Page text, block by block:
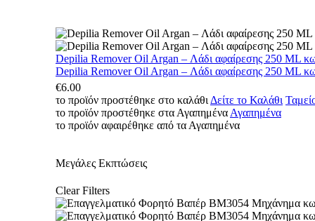
Depilia Remover Oil Argan – Λάδι αφαίρεσης 250 ML
Depilia Remover Oil Argan – Λάδι αφαίρεσης 250 ML
€6.00
το προϊόν προστέθηκε στο καλάθι Δείτε το Καλάθι
το προϊόν προστέθηκε στα Αγαπημένα Αγαπημένα
το προϊόν αφαιρέθηκε από τα Αγαπημένα
Μεγάλες Εκπτώσεις
Clear Filters